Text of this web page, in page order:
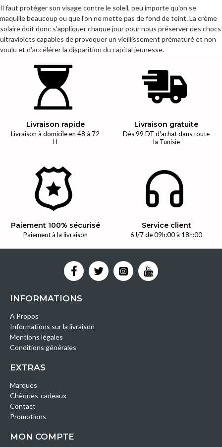
Il faut protéger son visage contre le soleil, peu importe qu'on se
maquille beaucoup ou que l'on ne mette pas de fond de teint. La crème
solaire doit donc s'appliquer chaque jour pour nous préserver des chocs
ultraviolets capables de provoquer un vieillissement prématuré et non
voulu et d'accélérer la disparition du capital jeunesse.
Livraison rapide
Livraison à domicile en 48 à 72
H
Livraison gratuite
Dès 99 DT d'achat dans toute
la Tunisie
Paiement 100% sécurisé
Paiement à la livraison
Service client
6J/7 de 09h:00 à 18h:00
INFORMATIONS
A Propos
Informations sur la livraison
Mentions légales
Conditions générales
EXTRAS
Marques
Chèques-cadeaux
Contact
Promotions
MON COMPTE